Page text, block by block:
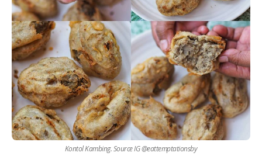
Kontol Kambing. Source IG @eattemptationsby